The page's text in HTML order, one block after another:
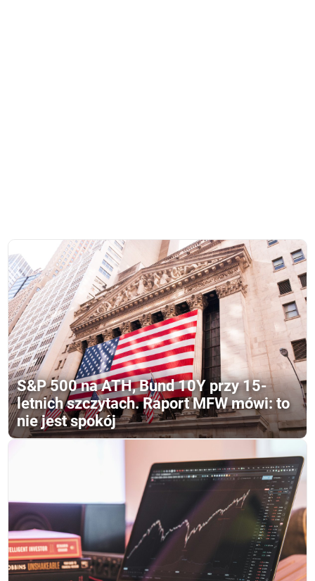
S&P 500 na ATH, Bund 10Y przy 15-
letnich szczytach. Raport MFW mówi: to
nie jest spokój